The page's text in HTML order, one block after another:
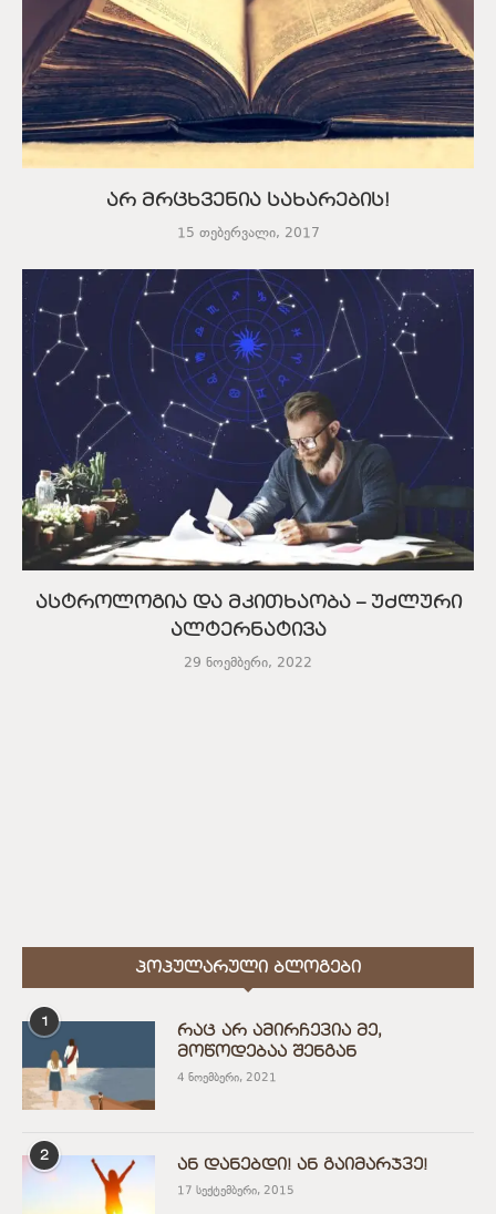
არ მრცხვენია სახარების!
15 თებერვალი, 2017
ასტროლოგია და მკითხაობა – უძლური
ალტერნატივა
29 ნოემბერი, 2022
ᲞᲝᲞᲣᲚᲐᲠᲣᲚᲘ ᲑᲚᲝᲒᲔᲑᲘ
1
რაც არ ამირჩევია მე,
მოწოდებაა შენგან
4 ნოემბერი, 2021
2
ან დანებდი! ან გაიმარჯვე!
17 სექტემბერი, 2015